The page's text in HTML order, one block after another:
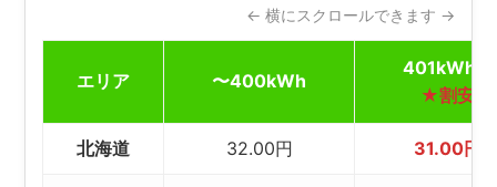
← 横にスクロールできます →
エリア 〜400kWh
401kWh〜
★割安
北海道 32.00円 31.00円